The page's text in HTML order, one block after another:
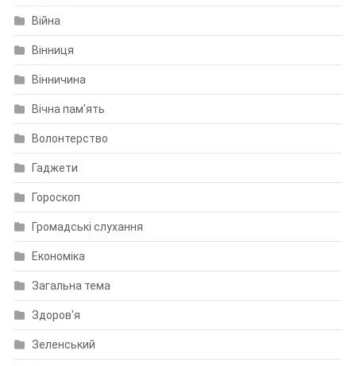
Війна
Вінниця
Вінничина
Вічна пам'ять
Волонтерство
Гаджети
Гороскоп
Громадські слухання
Економіка
Загальна тема
Здоров'я
Зеленський